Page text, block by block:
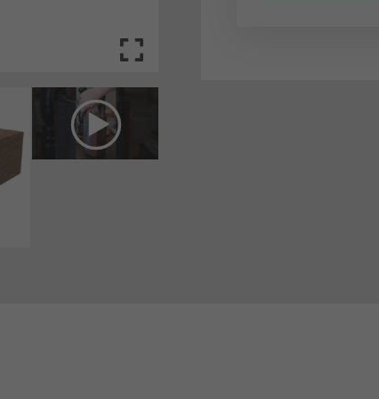
Cookies ermöglichen grundlegende Funktionen und sind für die einwandfreie
(2)
Cookies werden von Drittanbietern oder Publishern verwendet, um personalisierte
anzuzeigen. Sie tun dies, indem sie Besucher über Websites hinweg verfolgen.